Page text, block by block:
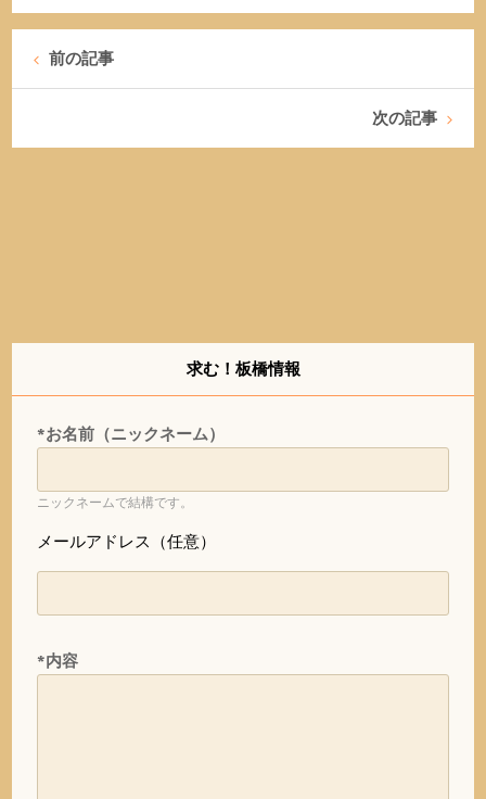
前の記事
次の記事
求む！板橋情報
*お名前（ニックネーム）
ニックネームで結構です。
メールアドレス（任意）
*内容